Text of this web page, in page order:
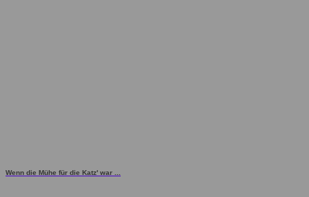
Wenn die Mühe für die Katz' war ...